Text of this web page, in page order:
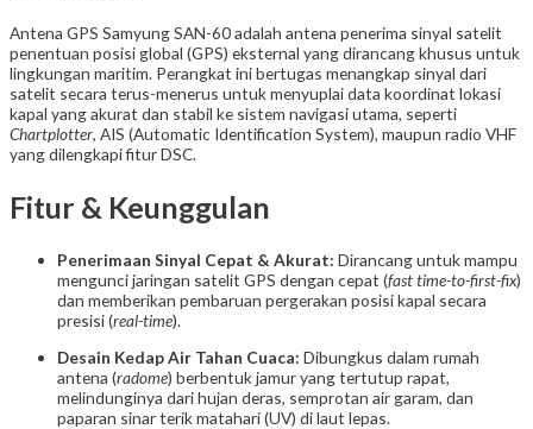
Antena GPS Samyung SAN-60 adalah antena penerima sinyal satelit
penentuan posisi global (GPS) eksternal yang dirancang khusus untuk
lingkungan maritim. Perangkat ini bertugas menangkap sinyal dari
satelit secara terus-menerus untuk menyuplai data koordinat lokasi
kapal yang akurat dan stabil ke sistem navigasi utama, seperti
Chartplotter, AIS (Automatic Identification System), maupun radio VHF
yang dilengkapi fitur DSC.
Fitur & Keunggulan
Penerimaan Sinyal Cepat & Akurat: Dirancang untuk mampu
mengunci jaringan satelit GPS dengan cepat (fast time-to-first-fix)
dan memberikan pembaruan pergerakan posisi kapal secara
presisi (real-time).
Desain Kedap Air Tahan Cuaca: Dibungkus dalam rumah
antena (radome) berbentuk jamur yang tertutup rapat,
melindunginya dari hujan deras, semprotan air garam, dan
paparan sinar terik matahari (UV) di laut lepas.